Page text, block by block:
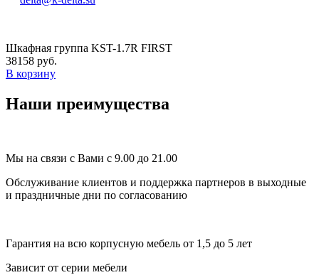
Шкафная группа KST-1.7R FIRST
38158 руб.
В корзину
Наши преимущества
Мы на связи с Вами с 9.00 до 21.00
Обслуживание клиентов и поддержка партнеров в выходные
и праздничные дни по согласованию
Гарантия на всю корпусную мебель от 1,5 до 5 лет
Зависит от серии мебели